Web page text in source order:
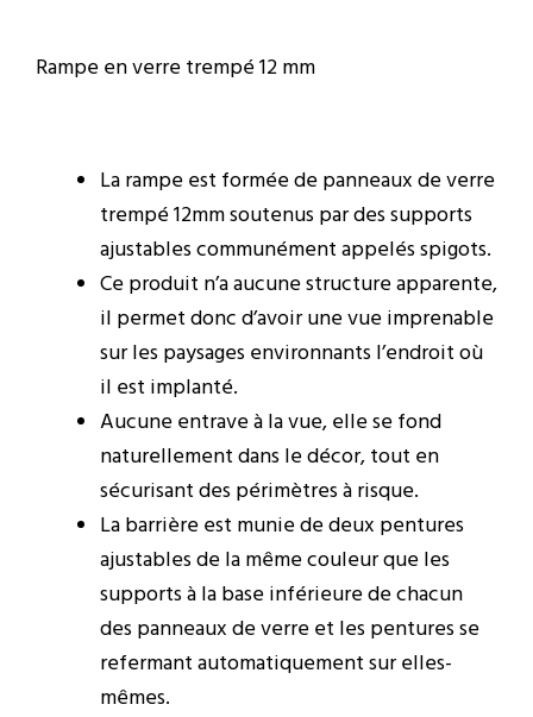
Rampe en verre trempé 12 mm
La rampe est formée de panneaux de verre
trempé 12mm soutenus par des supports
ajustables communément appelés spigots.
Ce produit n’a aucune structure apparente,
il permet donc d’avoir une vue imprenable
sur les paysages environnants l’endroit où
il est implanté.
Aucune entrave à la vue, elle se fond
naturellement dans le décor, tout en
sécurisant des périmètres à risque.
La barrière est munie de deux pentures
ajustables de la même couleur que les
supports à la base inférieure de chacun
des panneaux de verre et les pentures se
refermant automatiquement sur elles-
mêmes.